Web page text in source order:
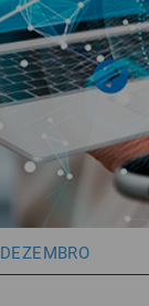
DEZEMBRO